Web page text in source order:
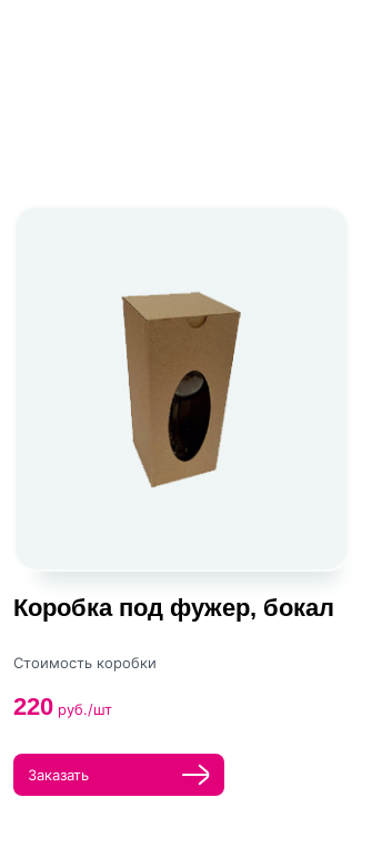
Коробка под фужер, бокал
Стоимость коробки
220руб./шт
Заказать